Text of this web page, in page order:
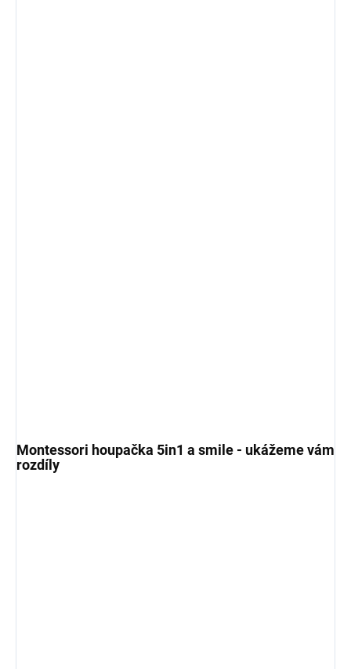
Montessori houpačka 5in1 a smile - ukážeme vám
rozdíly